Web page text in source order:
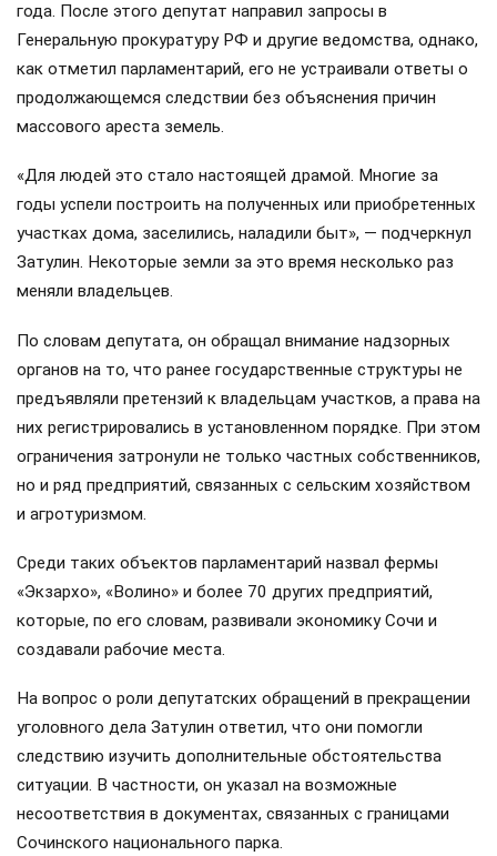
года. После этого депутат направил запросы в
Генеральную прокуратуру РФ и другие ведомства, однако,
как отметил парламентарий, его не устраивали ответы о
продолжающемся следствии без объяснения причин
массового ареста земель.
«Для людей это стало настоящей драмой. Многие за
годы успели построить на полученных или приобретенных
участках дома, заселились, наладили быт», — подчеркнул
Затулин. Некоторые земли за это время несколько раз
меняли владельцев.
По словам депутата, он обращал внимание надзорных
органов на то, что ранее государственные структуры не
предъявляли претензий к владельцам участков, а права на
них регистрировались в установленном порядке. При этом
ограничения затронули не только частных собственников,
но и ряд предприятий, связанных с сельским хозяйством
и агротуризмом.
Среди таких объектов парламентарий назвал фермы
«Экзархо», «Волино» и более 70 других предприятий,
которые, по его словам, развивали экономику Сочи и
создавали рабочие места.
На вопрос о роли депутатских обращений в прекращении
уголовного дела Затулин ответил, что они помогли
следствию изучить дополнительные обстоятельства
ситуации. В частности, он указал на возможные
несоответствия в документах, связанных с границами
Сочинского национального парка.